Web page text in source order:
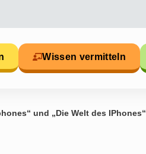
Wissen vermitteln
und „Die Welt des IPhones“